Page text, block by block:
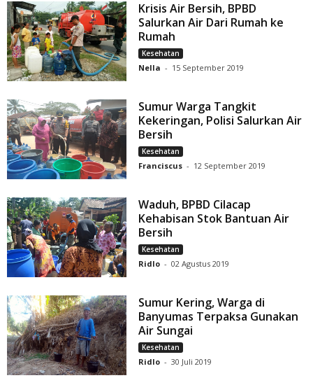
Krisis Air Bersih, BPBD
Salurkan Air Dari Rumah ke
Rumah
Kesehatan
Nella - 15 September 2019
Sumur Warga Tangkit
Kekeringan, Polisi Salurkan Air
Bersih
Kesehatan
Franciscus - 12 September 2019
Waduh, BPBD Cilacap
Kehabisan Stok Bantuan Air
Bersih
Kesehatan
Ridlo - 02 Agustus 2019
Sumur Kering, Warga di
Banyumas Terpaksa Gunakan
Air Sungai
Kesehatan
Ridlo - 30 Juli 2019